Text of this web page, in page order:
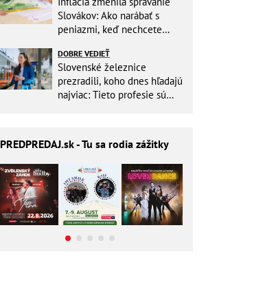
Slovákov: Ako narábať s
peniazmi, keď nechcete
DOBRE VEDIEŤ
Slovenské železnice
prezradili, koho dnes hľadajú
najviac: Tieto profesie sú
PREDPREDAJ.sk - Tu sa rodia zážitky